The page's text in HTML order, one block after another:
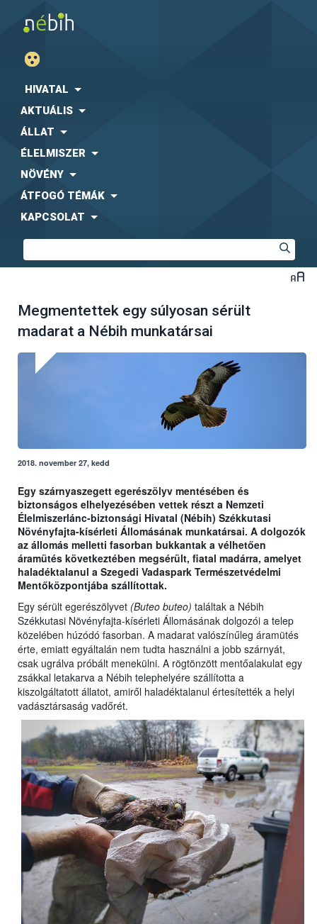
HIVATAL
AKTUÁLIS
ÁLLAT
ÉLELMISZER
NÖVÉNY
ÁTFOGÓ TÉMÁK
KAPCSOLAT
Megmentettek egy súlyosan sérült
madarat a Nébih munkatársai
2018. november 27, kedd
Egy szárnyaszegett egerészölyv mentésében és
biztonságos elhelyezésében vettek részt a Nemzeti
Élelmiszerlánc-biztonsági Hivatal (Nébih) Székkutasi
Növényfajta-kísérleti Állomásának munkatársai. A dolgozók
az állomás melletti fasorban bukkantak a vélhetően
áramütés következtében megsérült, fiatal madárra, amelyet
haladéktalanul a Szegedi Vadaspark Természetvédelmi
Mentőközpontjába szállítottak.
Egy sérült egerészölyvet (Buteo buteo) találtak a Nébih
Székkutasi Növényfajta-kísérleti Állomásának dolgozói a telep
közelében húzódó fasorban. A madarat valószínűleg áramütés
érte, emiatt egyáltalán nem tudta használni a jobb szárnyát,
csak ugrálva próbált menekülni. A rögtönzött mentőalakulat egy
zsákkal letakarva a Nébih telephelyére szállította a
kiszolgáltatott állatot, amiről haladéktalanul értesítették a helyi
vadásztársaság vadőrét.